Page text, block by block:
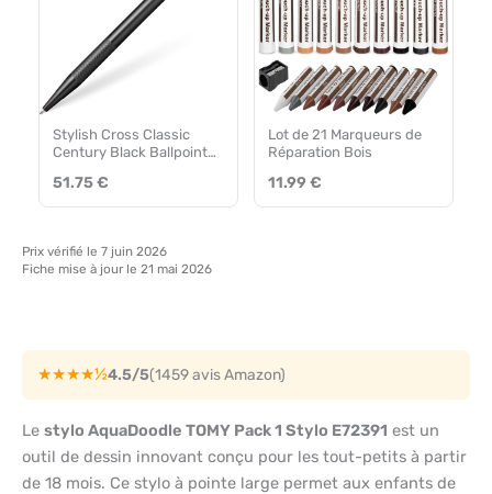
Stylish Cross Classic
Century Black Ballpoint
51.75 €
Lot de 21 Marqueurs de
Réparation Bois
11.99 €
Prix vérifié le 7 juin 2026
Fiche mise à jour le 21 mai 2026
★★★★½4.5/5(1459 avis Amazon)
Le stylo AquaDoodle TOMY Pack 1 Stylo E72391 est un
outil de dessin innovant conçu pour les tout-petits à partir
de 18 mois. Ce stylo à pointe large permet aux enfants de